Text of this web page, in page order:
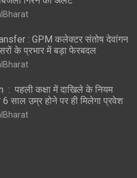
: GPM कलेक्टर संतोष देवांगन
के प्रभार में बड़ा फेरबदल
पहली कक्षा में दाखिले के नियम
साल उम्र होने पर ही मिलेगा प्रवेश